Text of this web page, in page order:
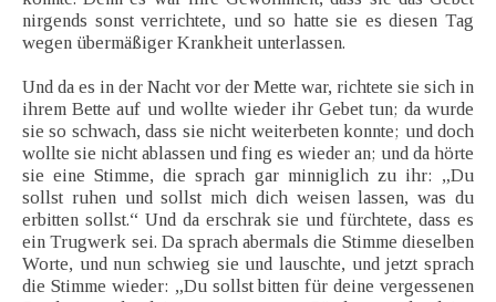
nirgends sonst verrichtete, und so hatte sie es diesen Tag
wegen übermäßiger Krankheit unterlassen.
Und da es in der Nacht vor der Mette war, richtete sie sich in
ihrem Bette auf und wollte wieder ihr Gebet tun; da wurde
sie so schwach, dass sie nicht weiterbeten konnte; und doch
wollte sie nicht ablassen und fing es wieder an; und da hörte
sie eine Stimme, die sprach gar minniglich zu ihr: „Du
sollst ruhen und sollst mich dich weisen lassen, was du
erbitten sollst.“ Und da erschrak sie und fürchtete, dass es
ein Trugwerk sei. Da sprach abermals die Stimme dieselben
Worte, und nun schwieg sie und lauschte, und jetzt sprach
die Stimme wieder: „Du sollst bitten für deine vergessenen